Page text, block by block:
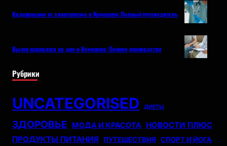
Кодирование от алкоголизма в Кемерово: Полный путеводитель
Вызов нарколога на дом в Кемерово: Полное руководство
Рубрики
UNCATEGORISED ДИЕТЫ
ЗДОРОВЬЕ МОДА И КРАСОТА НОВОСТИ ПЛЮС
ПРОДУКТЫ ПИТАНИЯ
ПУТЕШЕСТВИЯ СПОРТ И ЙОГА